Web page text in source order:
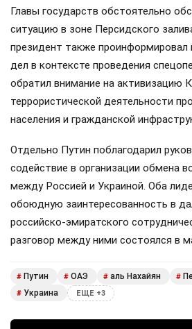
Главы государств обстоятельно
ситуацию в зоне Персидского
президент также проинформировал
дел в контексте проведения
обратил внимание на активизацию
террористической деятельности
населения и гражданской
Отдельно Путин поблагодарил
содействие в организации обмена
между Россией и Украиной. Оба
обоюдную заинтересованность в
российско-эмиратского
разговор между ними состоялся в
# Путин # ОАЭ # аль Нахайян #
# Украина ЕЩЕ +3